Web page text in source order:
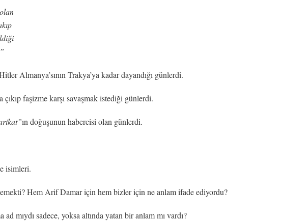
Almanya’sının Trakya’ya kadar dayandığı günlerdi.
çıkıp faşizme karşı savaşmak istediği günlerdi.
ın doğuşunun habercisi olan günlerdi.
isimleri.
Hem Arif Damar için hem bizler için ne anlam ifade ediyordu?
ad mıydı sadece, yoksa altında yatan bir anlam mı vardı?